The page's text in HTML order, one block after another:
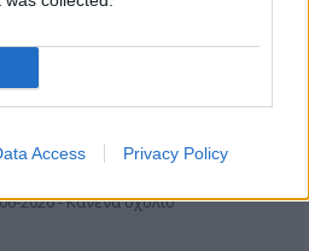
Access Privacy Policy
προς Χατζηδάκη: Στηρίξτε
την περιφέρεια – μειώσ…
2026 - Κανένα σχόλιο